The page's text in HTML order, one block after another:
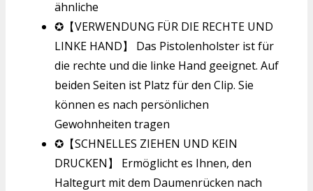
ähnliche
✪【VERWENDUNG FÜR DIE RECHTE UND
LINKE HAND】 Das Pistolenholster ist für
die rechte und die linke Hand geeignet. Auf
beiden Seiten ist Platz für den Clip. Sie
können es nach persönlichen
Gewohnheiten tragen
✪【SCHNELLES ZIEHEN UND KEIN
DRUCKEN】 Ermöglicht es Ihnen, den
Haltegurt mit dem Daumenrücken nach